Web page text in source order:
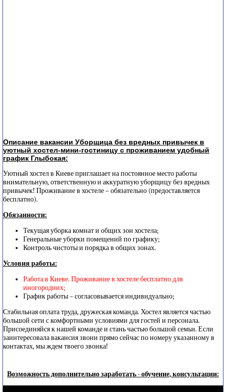
Описание вакансии Уборщица без вредных привычек в
уютный хостел-мини-гостиницу с проживанием удобный
график Глыбокая:
Уютный хостел в Киеве приглашает на постоянное место работы
внимательную, ответственную и аккуратную уборщицу без вредных
привычек! Проживание в хостеле – обязательно (предоставляется
бесплатно).
Обязанности:
Текущая уборка комнат и общих зон хостела;
Генеральные уборки помещений по графику;
Контроль чистоты и порядка в общих зонах.
Условия работы:
Работа в Киеве. Проживание в хостеле бесплатно для
иногородних;
График работы – согласовывается индивидуально;
Стабильная оплата труда, дружеская команда. Хостел является частью
большой сети с комфортными условиями для гостей и персонала.
Присоединяйся к нашей команде и стань частью большой семьи. Если
заинтересовала вакансия звони прямо сейчас по номеру указанному в
контактах, мы ждем твоего звонка!
Возможность дополнительно заработать - обучение, консультации: